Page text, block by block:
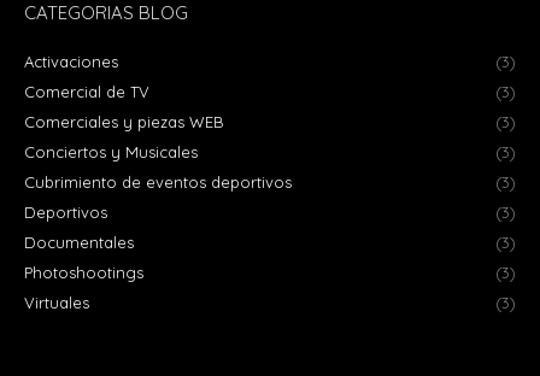
CATEGORIAS BLOG
Activaciones
(3)
Comercial de TV
(3)
Comerciales y piezas WEB
(3)
Conciertos y Musicales
(3)
Cubrimiento de eventos deportivos
(3)
Deportivos
(3)
Documentales
(3)
Photoshootings
(3)
Virtuales
(3)